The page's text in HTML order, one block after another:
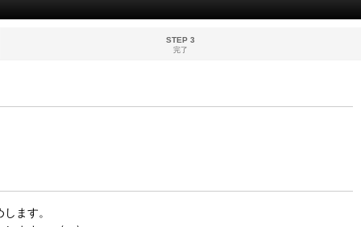
STEP 3
完了
ます。